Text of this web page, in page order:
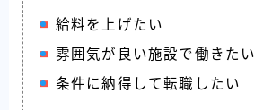
給料を上げたい
雰囲気が良い施設で働きたい
条件に納得して転職したい